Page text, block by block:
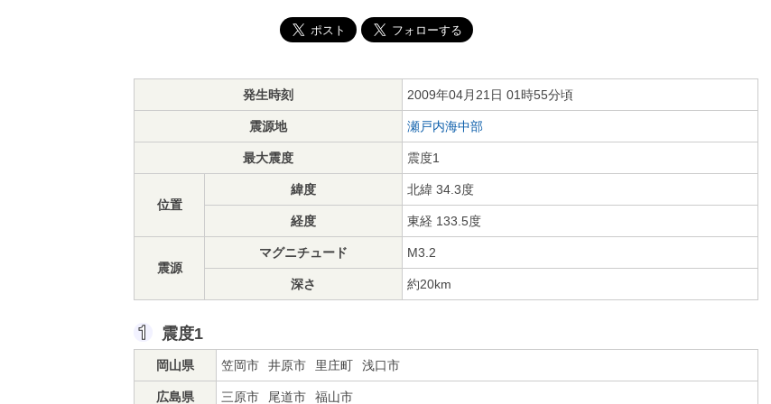
発生時刻 2009年04月21日 01時55分頃
震源地 瀬戸内海中部
最大震度 震度1
位置
緯度 北緯 34.3度
経度 東経 133.5度
震源
マグニチュード M3.2
深さ 約20km
震度1
岡山県 笠岡市 井原市 里庄町 浅口市
広島県 三原市 尾道市 福山市